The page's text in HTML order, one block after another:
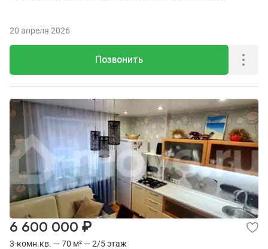
Позвонить
20 апреля 2026
3-комн.кв. — 70 м² — 2/5 этаж
6 600 000 ₽